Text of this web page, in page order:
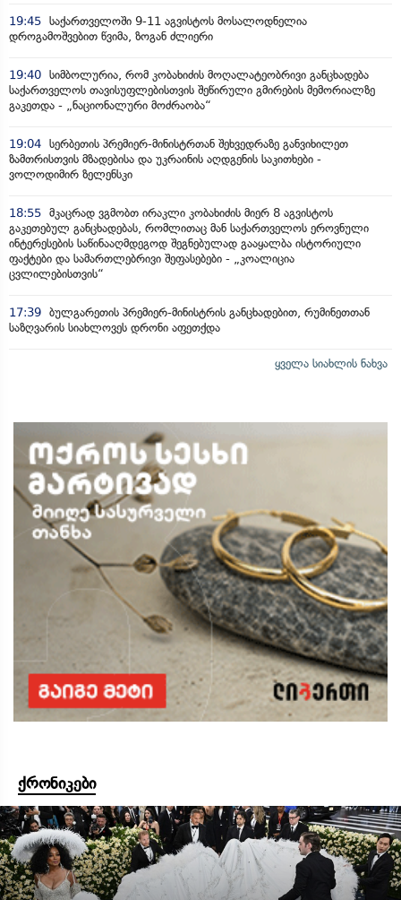
19:45 საქართველოში 9-11 აგვისტოს მოსალოდნელია
დროგამოშვებით წვიმა, ზოგან ძლიერი
19:40 სიმბოლურია, რომ კობახიძის მოღალატეობრივი განცხადება
საქართველოს თავისუფლებისთვის შეწირული გმირების მემორიალზე
გაკეთდა - „ნაციონალური მოძრაობა“
19:04 სერბეთის პრემიერ-მინისტრთან შეხვედრაზე განვიხილეთ
ზამთრისთვის მზადებისა და უკრაინის აღდგენის საკითხები -
ვოლოდიმირ ზელენსკი
18:55 მკაცრად ვგმობთ ირაკლი კობახიძის მიერ 8 აგვისტოს
გაკეთებულ განცხადებას, რომლითაც მან საქართველოს ეროვნული
ინტერესების საწინააღმდეგოდ შეგნებულად გააყალბა ისტორიული
ფაქტები და სამართლებრივი შეფასებები - „კოალიცია
ცვლილებისთვის“
17:39 ბულგარეთის პრემიერ-მინისტრის განცხადებით, რუმინეთთან
საზღვარის სიახლოვეს დრონი აფეთქდა
ყველა სიახლის ნახვა
ქრონიკები